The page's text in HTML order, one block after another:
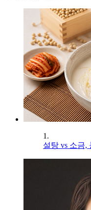
1.
설탕 vs 소금,